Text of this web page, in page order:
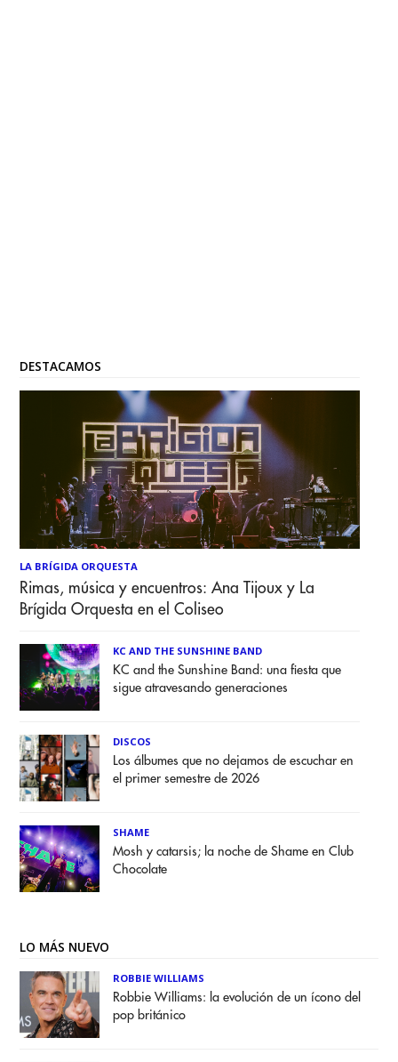
DESTACAMOS
LA BRÍGIDA ORQUESTA
Rimas, música y encuentros: Ana Tijoux y La
Brígida Orquesta en el Coliseo
KC AND THE SUNSHINE BAND
KC and the Sunshine Band: una fiesta que
sigue atravesando generaciones
DISCOS
Los álbumes que no dejamos de escuchar en
el primer semestre de 2026
SHAME
Mosh y catarsis; la noche de Shame en Club
Chocolate
LO MÁS NUEVO
ROBBIE WILLIAMS
Robbie Williams: la evolución de un ícono del
pop británico